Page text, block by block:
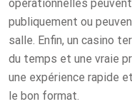
opérationnelles
publiquement ou
salle. Enfin, un casino
du temps et une vraie
une expérience rapide
le bon format.